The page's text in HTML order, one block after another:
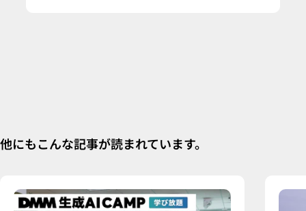
他にもこんな記事が読まれています。